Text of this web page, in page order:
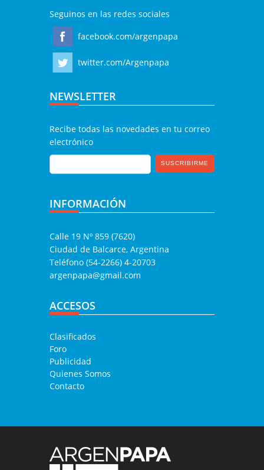
Seguinos en las redes sociales
facebook.com/argenpapa
twitter.com/Argenpapa
NEWSLETTER
Recibe todas las novedades en tu correo
electrónico
INFORMACIÓN
Calle 19 Nº 859 (7620)
Ciudad de Balcarce, Argentina
Teléfono (54-2266) 4-20703
argenpapa@gmail.com
ACCESOS
Clasificados
Foro
Publicidad
Quienes Somos
Contacto